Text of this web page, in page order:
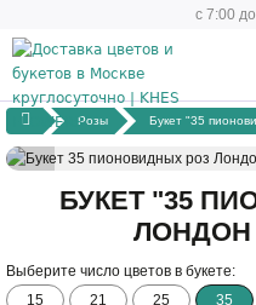
с 7:00
Розы Букет "35
БУКЕТ "35
ЛОНДОН
Выберите число цветов в букете:
15
21 25 35